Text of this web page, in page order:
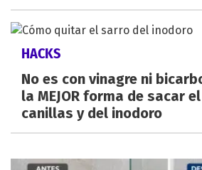
HACKS
No es con vinagre ni
la MEJOR forma de sacar
canillas y del inodoro